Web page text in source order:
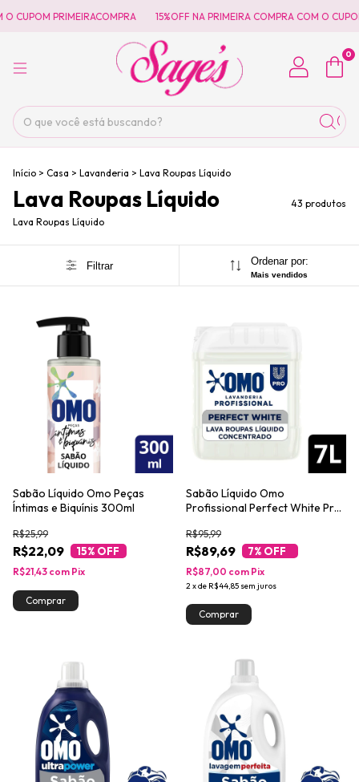
PRIMEIRACOMPRA 15%OFF NA PRIMEIRA COMPRA COM O CUPOM
0
Início > Casa > Lavanderia > Lava Roupas Líquido
Lava Roupas Líquido
43 produtos
Lava Roupas Líquido
Filtrar Ordenar por:
Mais vendidos
Sabão Líquido Omo Peças
Íntimas e Biquínis 300ml
R$22,09
R$25,99
15% OFF
R$21,43 com Pix
Sabão Líquido Omo
Profissional Perfect White Pro
R$89,69
R$95,99
7% OFF
2xde R$44,85 sem juros
R$87,00 com Pix